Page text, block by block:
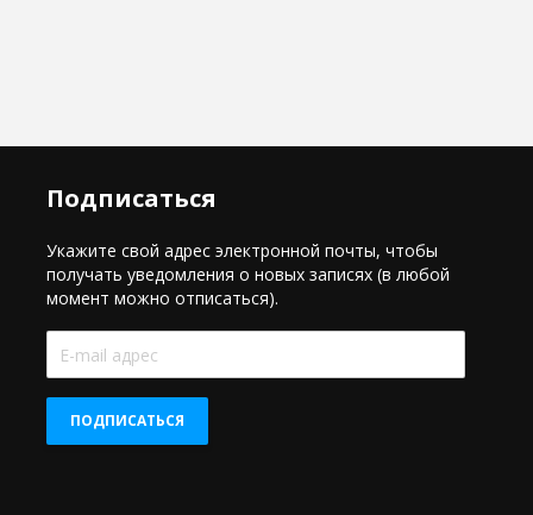
Подписаться
Укажите свой адрес электронной почты, чтобы
получать уведомления о новых записях (в любой
момент можно отписаться).
E-
mail
ПОДПИСАТЬСЯ